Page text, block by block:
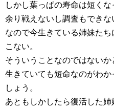
しかし葉っぱの寿命は短くな
余り戦えないし調査もできな
なので今生きている姉妹た
こない。
そういうことなのではないか
生きていても短命なのがわ
しょう。
あともしかしたら復活した